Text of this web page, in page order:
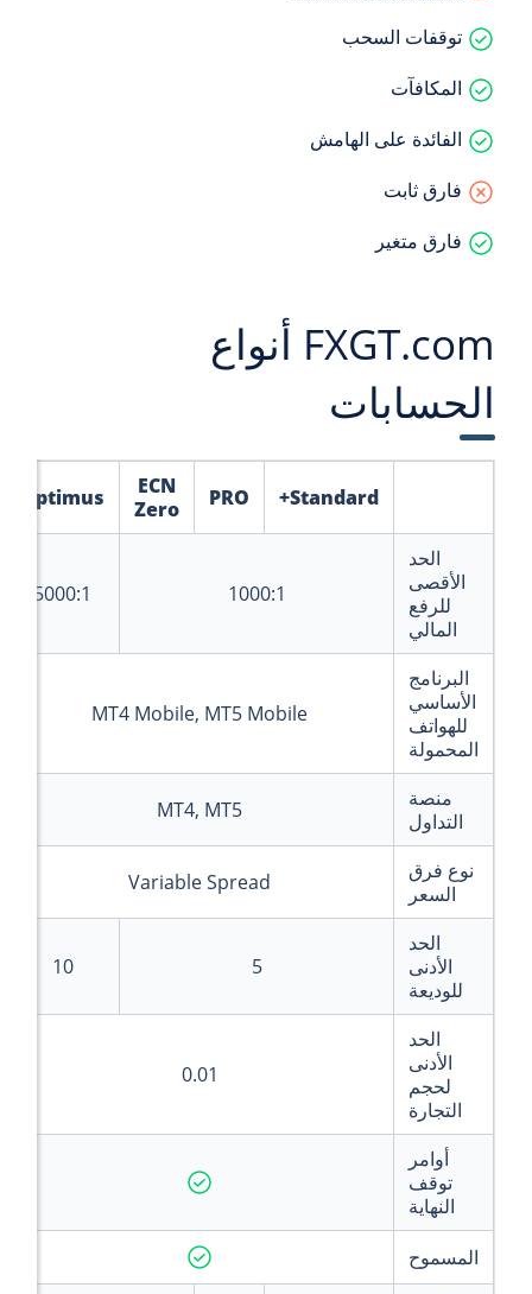
توقفات السحب
المكافآت
الفائدة على الهامش
فارق ثابت
فارق متغير
FXGT.com أنواع
الحسابات
Standard+
PRO
ECN
Zero
Optimus
الحد
الأقصى
للرفع
المالي
1000:1
5000:1
البرنامج
الأساسي
للهواتف
المحمولة
MT4 Mobile, MT5 Mobile
منصة
التداول
MT4, MT5
نوع فرق
السعر
Variable Spread
الحد
الأدنى
للوديعة
5
10
الحد
الأدنى
لحجم
التجارة
0.01
أوامر
توقف
النهاية
المسموح